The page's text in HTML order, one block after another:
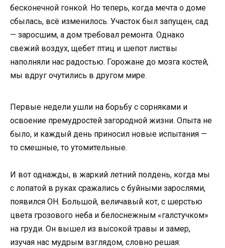
бесконечной гонкой. Но теперь, когда мечта о доме
сбылась, всё изменилось. Участок был запущен, сад
— заросшим, а дом требовал ремонта. Однако
свежий воздух, щебет птиц и шепот листвы
наполняли нас радостью. Горожане до мозга костей,
мы вдруг очутились в другом мире.
Первые недели ушли на борьбу с сорняками и
освоение премудростей загородной жизни. Опыта не
было, и каждый день приносил новые испытания —
то смешные, то утомительные.
И вот однажды, в жаркий летний полдень, когда мы
с лопатой в руках сражались с буйными зарослями,
появился ОН. Большой, величавый кот, с шерстью
цвета грозового неба и белоснежным «галстучком»
на груди. Он вышел из высокой травы и замер,
изучая нас мудрым взглядом, словно решая: